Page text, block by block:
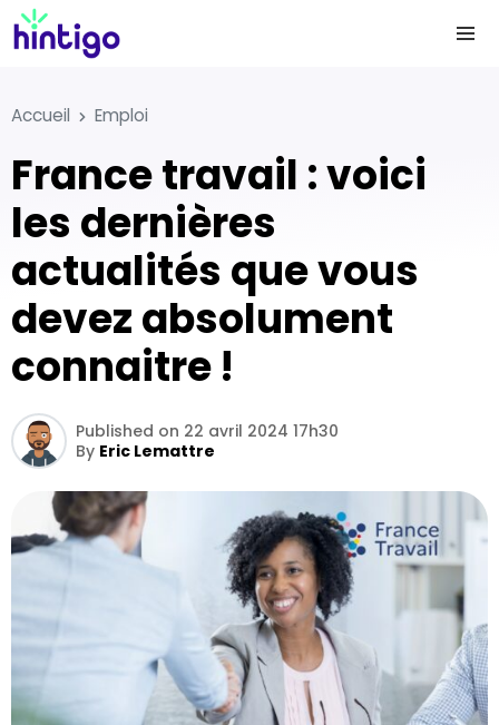
Accueil Emploi
France travail : voici
les dernières
actualités que vous
devez absolument
connaitre !
By Eric Lemattre
Published on 22 avril 2024 17h30